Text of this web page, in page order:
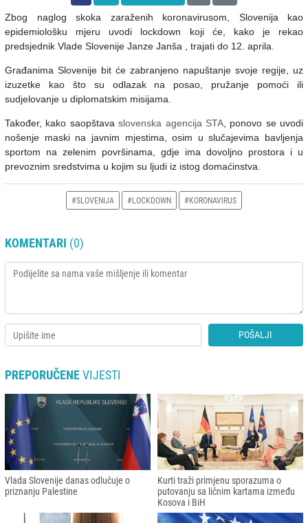
Zbog naglog skoka zaraženih koronavirusom, Slovenija kao
epidemiološku mjeru uvodi lockdown koji će, kako je rekao
predsjednik Vlade Slovenije Janze Janša , trajati do 12. aprila.
Građanima Slovenije bit će zabranjeno napuštanje svoje regije, uz
izuzetke kao što su odlazak na posao, pružanje pomoći ili
sudjelovanje u diplomatskim misijama.
Također, kako saopštavaslovenska agencija STA, ponovo se uvodi
nošenje maski na javnim mjestima, osim u slučajevima bavljenja
sportom na zelenim površinama, gdje ima dovoljno prostora i u
prevoznim sredstvima u kojim su ljudi iz istog domaćinstva.
#SLOVENIJA #LOCKDOWN #KORONAVIRUS
KOMENTARI (0)
POŠALJI
PREPORUČENEVIJESTI
Vlada Slovenije danas odlučuje o
priznanju Palestine
Kurti traži primjenu sporazuma o
putovanju sa ličnim kartama između
Kosova i BiH